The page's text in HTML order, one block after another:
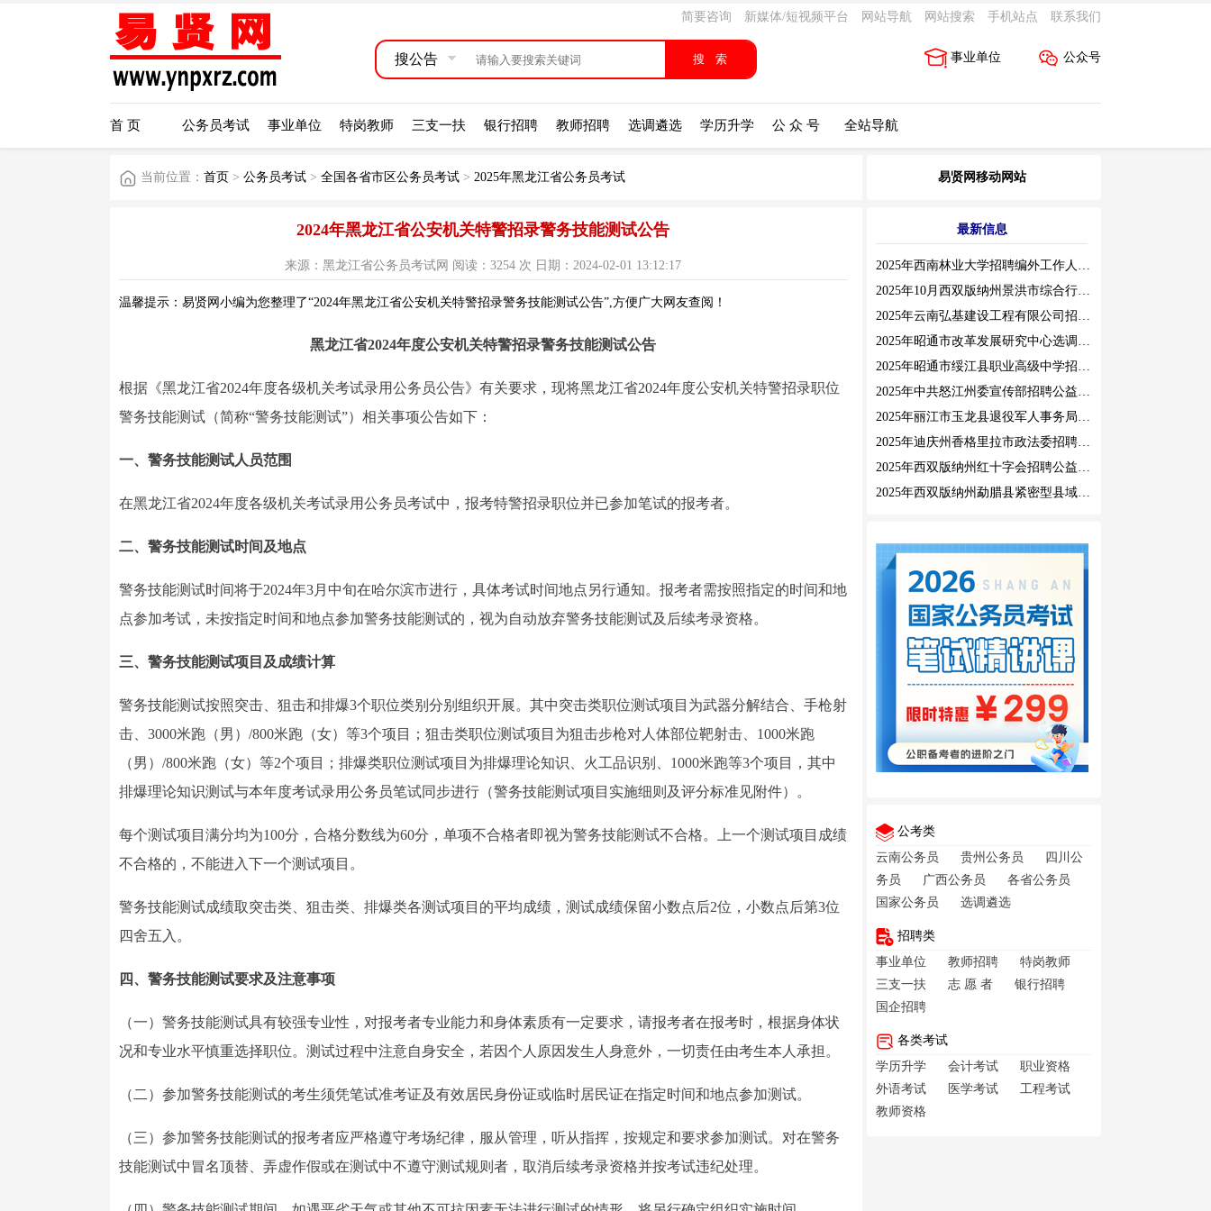
简要咨询 新媒体/短视频平台 网站导航 网站搜索 手机站点 联系我们
搜公告 公众号
事业单位
首 页 公务员考试 事业单位 特岗教师 三支一扶 银行招聘 教师招聘 选调遴选 学历升学 公 众 号 全站导航
当前位置： 首页 > 公务员考试 > 全国各省市区公务员考试 > 2025年黑龙江省公务员考试
2024年黑龙江省公安机关特警招录警务技能测试公告
来源：黑龙江省公务员考试网 阅读：3254 次 日期：2024-02-01 13:12:17
温馨提示：易贤网小编为您整理了“2024年黑龙江省公安机关特警招录警务技能测试公告”,方便广大网友查阅！
黑龙江省2024年度公安机关特警招录警务技能测试公告
根据《黑龙江省2024年度各级机关考试录用公务员公告》有关要求，现将黑龙江省2024年度公安机关特警招录职位
警务技能测试（简称“警务技能测试”）相关事项公告如下：
一、警务技能测试人员范围
在黑龙江省2024年度各级机关考试录用公务员考试中，报考特警招录职位并已参加笔试的报考者。
二、警务技能测试时间及地点
警务技能测试时间将于2024年3月中旬在哈尔滨市进行，具体考试时间地点另行通知。报考者需按照指定的时间和地
点参加考试，未按指定时间和地点参加警务技能测试的，视为自动放弃警务技能测试及后续考录资格。
三、警务技能测试项目及成绩计算
警务技能测试按照突击、狙击和排爆3个职位类别分别组织开展。其中突击类职位测试项目为武器分解结合、手枪射
击、3000米跑（男）/800米跑（女）等3个项目；狙击类职位测试项目为狙击步枪对人体部位靶射击、1000米跑
（男）/800米跑（女）等2个项目；排爆类职位测试项目为排爆理论知识、火工品识别、1000米跑等3个项目，其中
排爆理论知识测试与本年度考试录用公务员笔试同步进行（警务技能测试项目实施细则及评分标准见附件）。
每个测试项目满分均为100分，合格分数线为60分，单项不合格者即视为警务技能测试不合格。上一个测试项目成绩
不合格的，不能进入下一个测试项目。
警务技能测试成绩取突击类、狙击类、排爆类各测试项目的平均成绩，测试成绩保留小数点后2位，小数点后第3位
四舍五入。
四、警务技能测试要求及注意事项
（一）警务技能测试具有较强专业性，对报考者专业能力和身体素质有一定要求，请报考者在报考时，根据身体状
况和专业水平慎重选择职位。测试过程中注意自身安全，若因个人原因发生人身意外，一切责任由考生本人承担。
（二）参加警务技能测试的考生须凭笔试准考证及有效居民身份证或临时居民证在指定时间和地点参加测试。
（三）参加警务技能测试的报考者应严格遵守考场纪律，服从管理，听从指挥，按规定和要求参加测试。对在警务
技能测试中冒名顶替、弄虚作假或在测试中不遵守测试规则者，取消后续考录资格并按考试违纪处理。
易贤网移动网站
最新信息
2025年西南林业大学招聘编外工作人员公告（三）
2025年10月西双版纳州景洪市综合行政执法局招聘人员公告
2025年云南弘基建设工程有限公司招聘公告
2025年昭通市改革发展研究中心选调工作人员职业素质测评通告
2025年昭通市绥江县职业高级中学招聘编外紧缺临聘数学教师公告
2025年中共怒江州委宣传部招聘公益性岗位公告
2025年丽江市玉龙县退役军人事务局公益性岗位招聘公告
2025年迪庆州香格里拉市政法委招聘公益性岗位公告
2025年西双版纳州红十字会招聘公益性岗位人员公告
2025年西双版纳州勐腊县紧密型县域医共体招聘编外人员公告
公考类
云南公务员
贵州公务员
四川公
务员
广西公务员
各省公务员
国家公务员
选调遴选
招聘类
事业单位
教师招聘
特岗教师
三支一扶
志 愿 者
银行招聘
国企招聘
各类考试
学历升学
会计考试
职业资格
外语考试
医学考试
工程考试
教师资格